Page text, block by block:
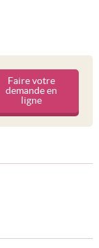
Faire votre
demande en
ligne